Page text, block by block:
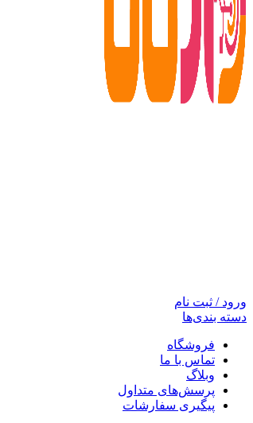
ورود / ثبت نام
دسته بندی‌ها
فروشگاه
تماس با ما
وبلاگ
پرسش‌های متداول
پیگیری سفارشات